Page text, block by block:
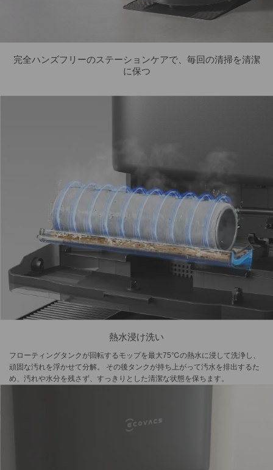
完全ハンズフリーのステーションケアで、毎回の清掃を清潔
に保つ
熱水浸け洗い
フローティングタンクが回転するモップを最大75℃の熱水に浸して洗浄し、
頑固な汚れを浮かせて分解。 その後タンクが持ち上がって汚水を排出するた
め、汚れや水分を残さず、すっきりとした清潔な状態を保ちます。